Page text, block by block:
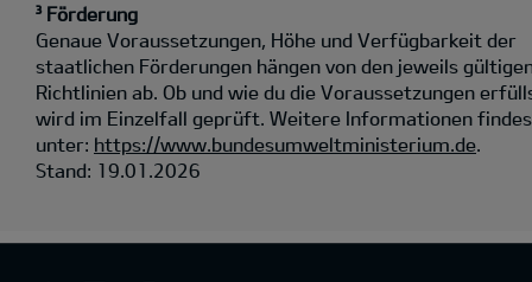
³ Förderung
Genaue Voraussetzungen, Höhe und Verfügbarkeit der
staatlichen Förderungen hängen von den jeweils
Richtlinien ab. Ob und wie du die Voraussetzungen
wird im Einzelfall geprüft. Weitere Informationen
unter: https://www.bundesumweltministerium.de
Stand: 19.01.2026